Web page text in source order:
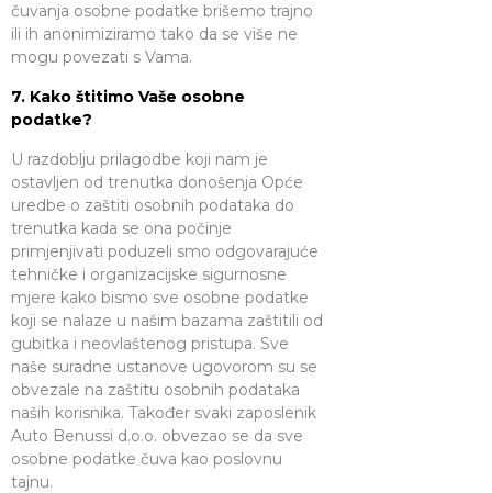
čuvanja osobne podatke brišemo trajno
ili ih anonimiziramo tako da se više ne
mogu povezati s Vama.
7. Kako štitimo Vaše osobne
podatke?
U razdoblju prilagodbe koji nam je
ostavljen od trenutka donošenja Opće
uredbe o zaštiti osobnih podataka do
trenutka kada se ona počinje
primjenjivati poduzeli smo odgovarajuće
tehničke i organizacijske sigurnosne
mjere kako bismo sve osobne podatke
koji se nalaze u našim bazama zaštitili od
gubitka i neovlaštenog pristupa. Sve
naše suradne ustanove ugovorom su se
obvezale na zaštitu osobnih podataka
naših korisnika. Također svaki zaposlenik
Auto Benussi d.o.o. obvezao se da sve
osobne podatke čuva kao poslovnu
tajnu.